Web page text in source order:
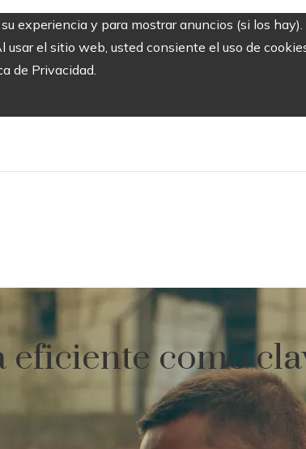
experiencia y para mostrar anuncios (si los
el sitio web, usted consiente el uso de
de Privacidad.
eficiente como